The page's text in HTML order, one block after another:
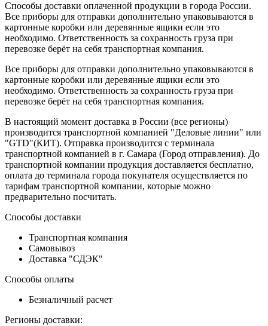
Способы доставки оплаченной продукции в города России.
Все приборы для отправки дополнительно упаковываются в
картонные коробки или деревянные ящики если это
необходимо. Ответственность за сохранность груза при
перевозке берёт на себя транспортная компания.
Все приборы для отправки дополнительно упаковываются в
картонные коробки или деревянные ящики если это
необходимо. Ответственность за сохранность груза при
перевозке берёт на себя транспортная компания.
В настоящий момент доставка в России (все регионы)
производится транспортной компанией "Деловые линии" или
"GTD"(КИТ). Отправка производится с терминала
транспортной компанией в г. Самара (Город отправления). До
транспортной компании продукция доставляется бесплатно,
оплата до терминала города покупателя осуществляется по
тарифам транспортной компании, которые можно
предварительно посчитать.
Способы доставки
Транспортная компания
Самовывоз
Доставка "СДЭК"
Способы оплаты
Безналичный расчет
Регионы доставки: